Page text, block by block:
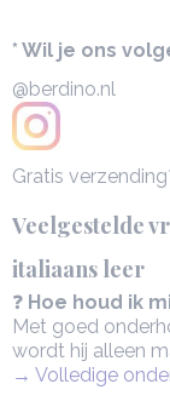
* Wil je ons
@berdino.nl
Gratis
Veelgestelde
italiaans leer
❓ Hoe houd ik
Met goed
wordt hij alleen
→ Volledige